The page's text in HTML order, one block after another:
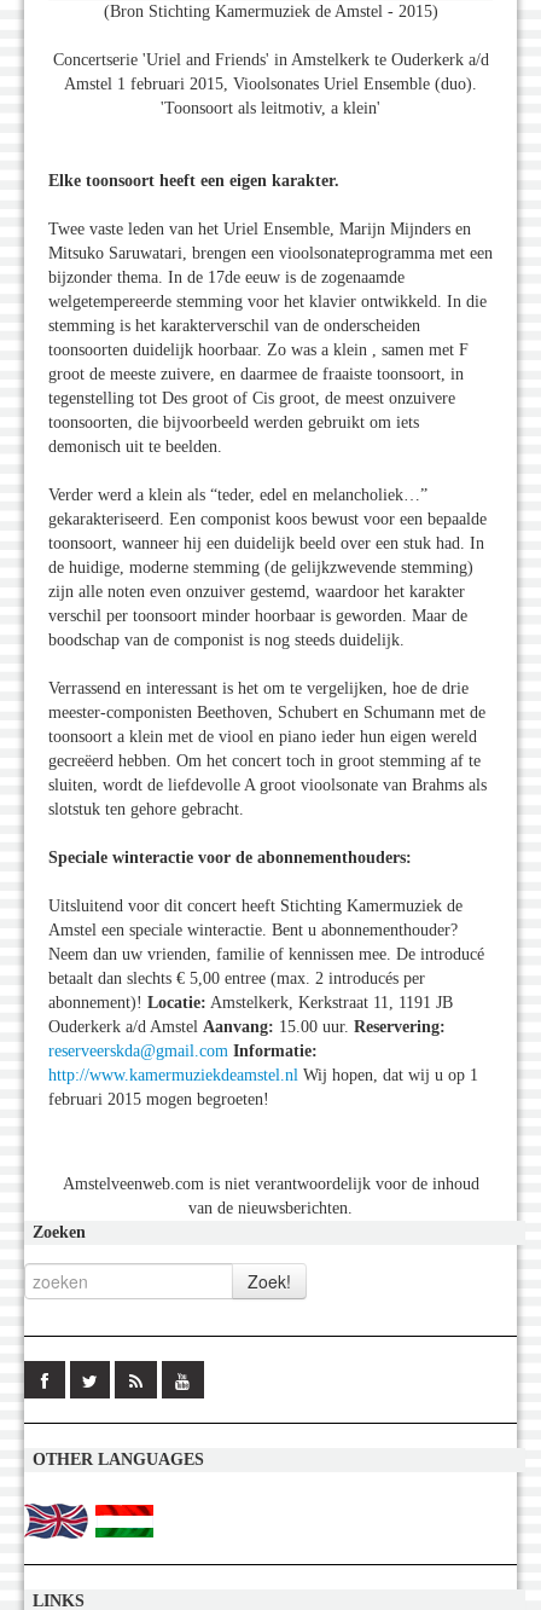
(Bron Stichting Kamermuziek de Amstel - 2015)
Concertserie 'Uriel and Friends' in Amstelkerk te Ouderkerk a/d
Amstel 1 februari 2015, Vioolsonates Uriel Ensemble (duo).
'Toonsoort als leitmotiv, a klein'
Elke toonsoort heeft een eigen karakter.
Twee vaste leden van het Uriel Ensemble, Marijn Mijnders en
Mitsuko Saruwatari, brengen een vioolsonateprogramma met een
bijzonder thema. In de 17de eeuw is de zogenaamde
welgetempereerde stemming voor het klavier ontwikkeld. In die
stemming is het karakterverschil van de onderscheiden
toonsoorten duidelijk hoorbaar. Zo was a klein , samen met F
groot de meeste zuivere, en daarmee de fraaiste toonsoort, in
tegenstelling tot Des groot of Cis groot, de meest onzuivere
toonsoorten, die bijvoorbeeld werden gebruikt om iets
demonisch uit te beelden.
Verder werd a klein als “teder, edel en melancholiek…”
gekarakteriseerd. Een componist koos bewust voor een bepaalde
toonsoort, wanneer hij een duidelijk beeld over een stuk had. In
de huidige, moderne stemming (de gelijkzwevende stemming)
zijn alle noten even onzuiver gestemd, waardoor het karakter
verschil per toonsoort minder hoorbaar is geworden. Maar de
boodschap van de componist is nog steeds duidelijk.
Verrassend en interessant is het om te vergelijken, hoe de drie
meester-componisten Beethoven, Schubert en Schumann met de
toonsoort a klein met de viool en piano ieder hun eigen wereld
gecreëerd hebben. Om het concert toch in groot stemming af te
sluiten, wordt de liefdevolle A groot vioolsonate van Brahms als
slotstuk ten gehore gebracht.
Speciale winteractie voor de abonnementhouders:
Uitsluitend voor dit concert heeft Stichting Kamermuziek de
Amstel een speciale winteractie. Bent u abonnementhouder?
Neem dan uw vrienden, familie of kennissen mee. De introducé
betaalt dan slechts € 5,00 entree (max. 2 introducés per
abonnement)! Locatie: Amstelkerk, Kerkstraat 11, 1191 JB
Ouderkerk a/d Amstel Aanvang: 15.00 uur. Reservering:
reserveerskda@gmail.com Informatie:
http://www.kamermuziekdeamstel.nl Wij hopen, dat wij u op 1
februari 2015 mogen begroeten!
Amstelveenweb.com is niet verantwoordelijk voor de inhoud
van de nieuwsberichten.
Zoeken
OTHER LANGUAGES
LINKS